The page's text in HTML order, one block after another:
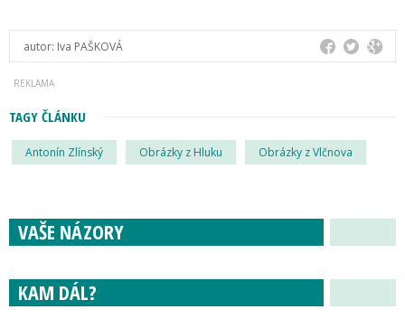
autor: Iva PAŠKOVÁ
TAGY ČLÁNKU
Antonín Zlínský Obrázky z Hluku Obrázky z Vlčnova
VAŠE NÁZORY
KAM DÁL?